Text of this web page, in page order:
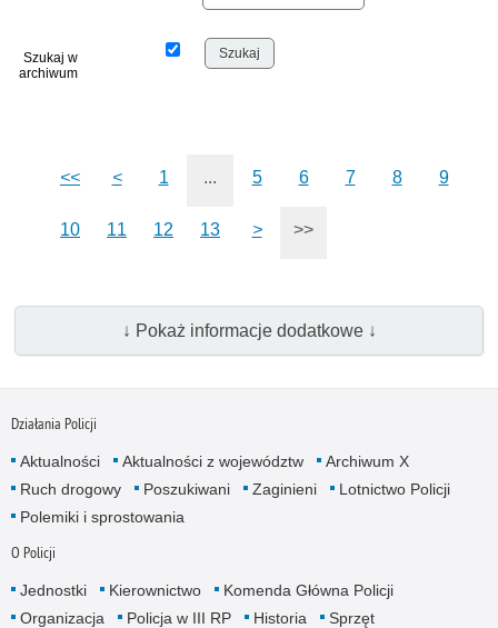
Szukaj w
archiwum
<< < 1 ... 5 6 7 8 9
10 11 12 13 > >>
↓ Pokaż informacje dodatkowe ↓
Działania Policji
Aktualności Aktualności z województw
Archiwum X
Ruch drogowy
Poszukiwani Zaginieni
Lotnictwo Policji
Polemiki i sprostowania
O Policji
Jednostki Kierownictwo
Komenda Główna Policji
Organizacja
Policja w III RP Historia
Sprzęt